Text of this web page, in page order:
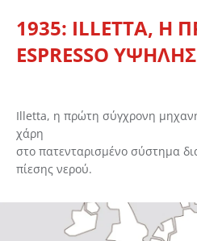
1935: ILLETTA,
ESPRESSO
Illetta, η πρώτη σύγχρονη
χάρη
στο πατενταρισμένο σύστημα
πίεσης νερού.